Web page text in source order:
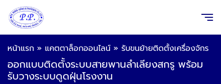
หน้าแรก » แคตตาล็อกออนไลน์ » รับขนย้ายติดตั้งเครื่องจักร
ออกแบบติดตั้งระบบสายพานลำเลียงสกรู พร้อม
รับวางระบบดูดฝุ่นโรงงาน